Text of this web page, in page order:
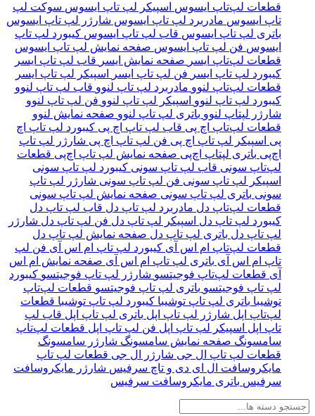
قطعات لپ‌تاپ ایسوس اسپیکر لپ تاپ ایسوس سوکت لپ
تاپ ایسوس مادربرد لپ تاپ ایسوس شارژر لپ تاپ ایسوس
باتری لپ تاپ ایسوس قاب لپ تاپ ایسوس کیبورد لپ تاپ
ایسوس فن لپ تاپ ایسوس صفحه نمایش لپ تاپ ایسوس
قطعات لپ‌تاپ ایسر صفحه نمایش ایسر قاب لپ تاپ ایسر
کیبورد لپ تاپ ایسر فن لپ تاپ ایسر
اسپیکر لپ تاپ ایسر
قطعات لپ‌تاپ لنوو مادربرد لپ تاپ لنوو قاب لپ تاپ لنوو
کیبورد لپ تاپ لنوو اسپیکر لپ تاپ لنوو فن لپ تاپ لنوو
شارژر لپتاپ لنوو باتری لپ تاپ لنوو صفحه نمایش لنوو
قطعات لپ‌تاپ اچ پی قاب لپ تاپ اچ پی کیبورد لپ تاپ اچ
پی اسپیکر لپ تاپ اچ پی فن لپ تاپ اچ پی شارژر لپ تاپ
اچ‌پی باتری لپتاپ اچ‌پی صفحه نمایش لپ تاپ اچ‌پی قطعات
لپ‌تاپ سونی قاب لپ تاپ سونی کیبورد لپ تاپ سونی
اسپیکر لپ تاپ سونی فن لپ تاپ سونی شارژر لپ تاپ
سونی باتری لپ تاپ سونی صفحه نمایش لپ تاپ سونی
قطعات لپ‌تاپ دل مادربرد لپ تاپ دل قاب لپ تاپ دل
کیبورد لپ تاپ دل اسپیکر لپ تاپ دل فن لپ تاپ دل شارژر
لپ تاپ دل باتری لپ تاپ دل صفحه نمایش لپ تاپ دل
قطعات لپ‌تاپ ام اس آی کیبورد لپ تاپ ام اس آی فن لپ
تاپ ام اس آی باتری لپ تاپ ام‌ اس‌ آی صفحه نمایش ام اس
آی قطعات لپ‌تاپ فوجیتسو شارژر لپ تاپ فوجیتسو کیبورد
لپ تاپ فوجیتسو باتری لپ تاپ فوجیتسو قطعات لپ‌تاپ
توشیبا باتری لپ تاپ توشیبا کیبورد لپ تاپ توشیبا قطعات
لپ‌تاپ اپل شارژر لپ تاپ اپل باتری لپ تاپ اپل قاب لپ
تاپ اپل اسپیکر لپ تاپ اپل فن لپ تاپ اپل قطعات لپ‌تاپ
سامسونگ صفحه نمایش سامسونگ شارژر سامسونگ
قطعات لپ تاپ ال جی شارژر ال جی قطعات لپ تاپ
مایکروسافت ال ای دی و تاچ سرفیس شارژر مایکروسافت
سرفیس باتری مایکروسافت سرفیس